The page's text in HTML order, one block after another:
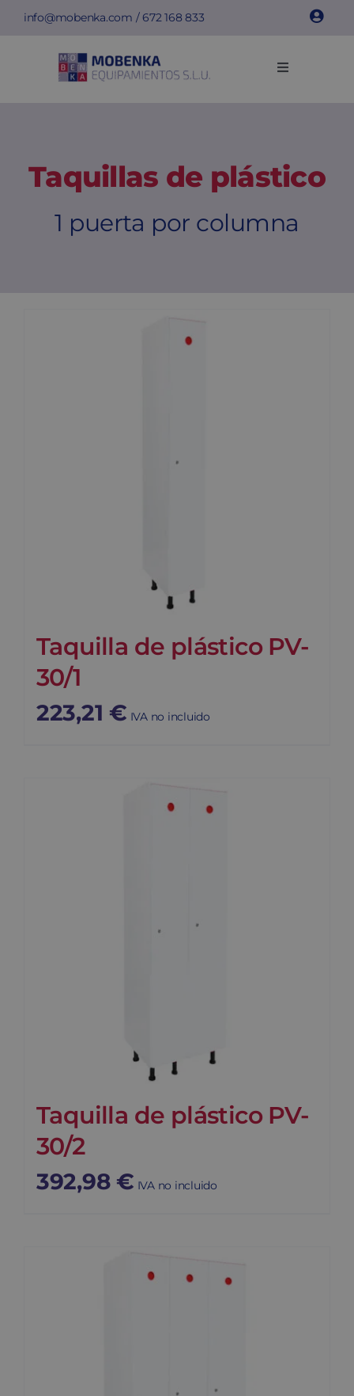
Saltar
contenido
info@mobenka.com /672 168 833
Toggle
Instalaciones
Taquillas de plástico
1 puerta por columna
Taquilla de plástico PV-
30/1
223,21 € IVA no incluido
Taquilla de plástico PV-
30/2
392,98 € IVA no incluido